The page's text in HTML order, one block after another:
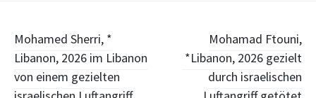
Post
navigation
Mohamed Sherri, *
Libanon, 2026 im Libanon
von einem gezielten
Mohamad Ftouni,
*Libanon, 2026 gezielt
durch israelischen